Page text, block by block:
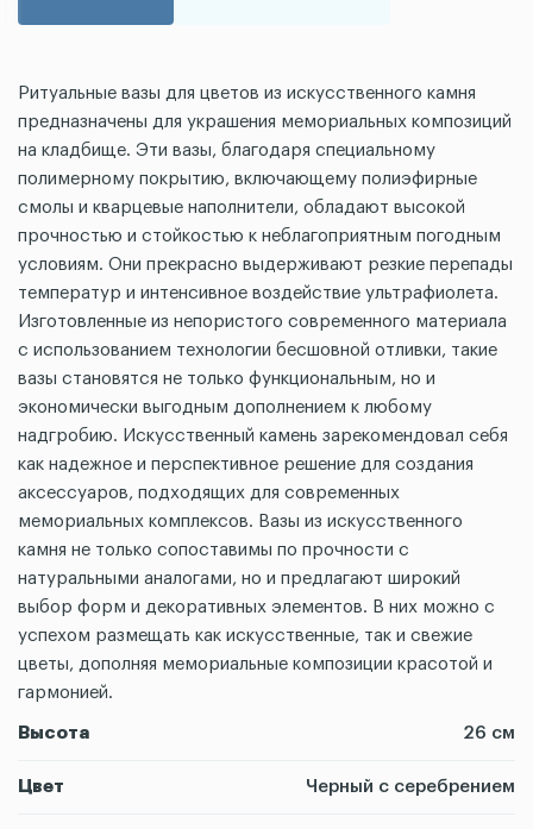
Ритуальные вазы для цветов из искусственного камня
предназначены для украшения мемориальных композиций
на кладбище. Эти вазы, благодаря специальному
полимерному покрытию, включающему полиэфирные
смолы и кварцевые наполнители, обладают высокой
прочностью и стойкостью к неблагоприятным погодным
условиям. Они прекрасно выдерживают резкие перепады
температур и интенсивное воздействие ультрафиолета.
Изготовленные из непористого современного материала
с использованием технологии бесшовной отливки, такие
вазы становятся не только функциональным, но и
экономически выгодным дополнением к любому
надгробию. Искусственный камень зарекомендовал себя
как надежное и перспективное решение для создания
аксессуаров, подходящих для современных
мемориальных комплексов. Вазы из искусственного
камня не только сопоставимы по прочности с
натуральными аналогами, но и предлагают широкий
выбор форм и декоративных элементов. В них можно с
успехом размещать как искусственные, так и свежие
цветы, дополняя мемориальные композиции красотой и
гармонией.
Высота 26 см
Цвет Черный с серебрением